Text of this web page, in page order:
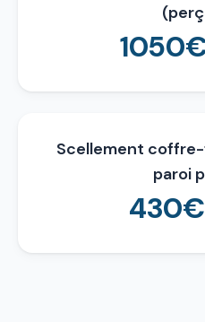
Scellement
paroi
430€